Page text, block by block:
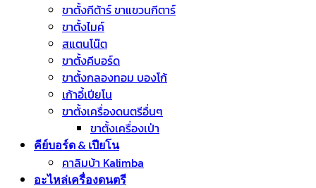
ขาตั้งกีต้าร์ ขาแขวนกีตาร์
ขาตั้งไมค์
สแตนโน๊ต
ขาตั้งคีบอร์ด
ขาตั้งกลองทอม บองโก้
เก้าอี้เปียโน
ขาตั้งเครื่องดนตรีอื่นๆ
ขาตั้งเครื่องเป่า
คีย์บอร์ด & เปียโน
คาลิมบ้า Kalimba
อะไหล่เครื่องดนตรี